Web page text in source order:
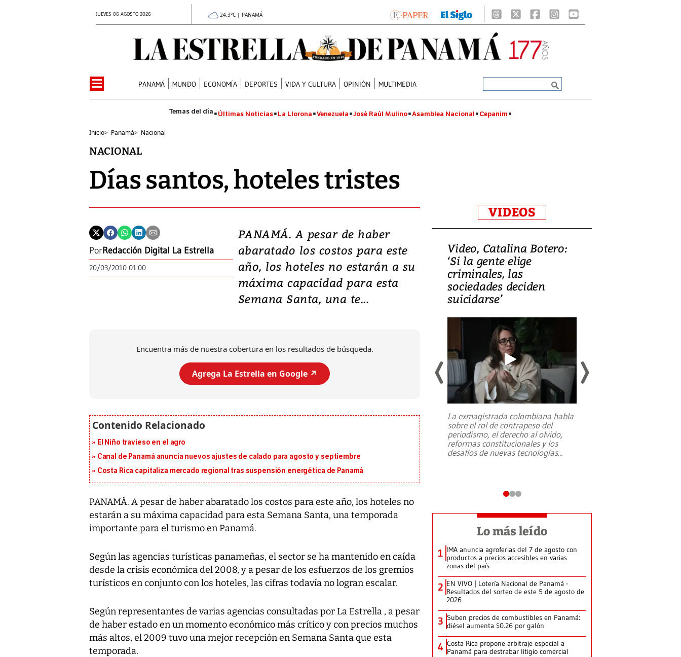
JUEVES 06 AGOSTO 2026 24.3°C | PANAMÁ
PANAMÁ MUNDO ECONOMÍA DEPORTES VIDA Y CULTURA OPINIÓN MULTIMEDIA
Últimas Noticias La Llorona Venezuela José Raúl Mulino Asamblea Nacional Cepanim
Inicio> Panamá> Nacional
NACIONAL
Días santos, hoteles tristes
PorRedacción Digital La Estrella
20/03/2010 01:00
PANAMÁ. A pesar de haber
abaratado los costos para este
año, los hoteles no estarán a su
máxima capacidad para esta
Semana Santa, una te...
Encuentra más de nuestra cobertura en los resultados de búsqueda.
Agrega La Estrella en Google ↗️
El Niño travieso en el agro
Canal de Panamá anuncia nuevos ajustes de calado para agosto y septiembre
Costa Rica capitaliza mercado regional tras suspensión energética de Panamá
PANAMÁ. A pesar de haber abaratado los costos para este año, los hoteles no
estarán a su máxima capacidad para esta Semana Santa, una temporada
importante para el turismo en Panamá.
Según las agencias turísticas panameñas, el sector se ha mantenido en caída
desde la crisis económica del 2008, y a pesar de los esfuerzos de los gremios
turísticos en conjunto con los hoteles, las cifras todavía no logran escalar.
Según representantes de varias agencias consultadas por La Estrella , a pesar
de haber estado en un momento económico más crítico y con precios muchos
más altos, el 2009 tuvo una mejor recepción en Semana Santa que esta
temporada.
VIDEOS
Video, Japón: Terremoto
deja heridos y graves
daños en Kumamoto
al sur de Japón, provocando una
Video, Catalina Botero:
‘Si la gente elige
criminales, las
sociedades deciden
suicidarse’
La exmagistrada colombiana habla
sobre el rol de contrapeso del
periodismo, el derecho al olvido,
reformas constitucionales y los
desafíos de nuevas tecnologías...
Lo más leído
1 IMA anuncia agroferias del 7 de agosto con
productos a precios accesibles en varias
zonas del país
2 EN VIVO | Lotería Nacional de Panamá -
Resultados del sorteo de este 5 de agosto de
2026
3 Suben precios de combustibles en Panamá:
diésel aumenta $0.26 por galón
4 Costa Rica propone arbitraje especial a
Panamá para destrabar litigio comercial